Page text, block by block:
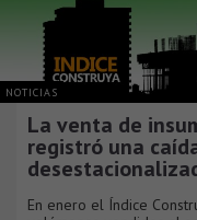
NOTICIAS
La venta de
registró una
En enero el Índice